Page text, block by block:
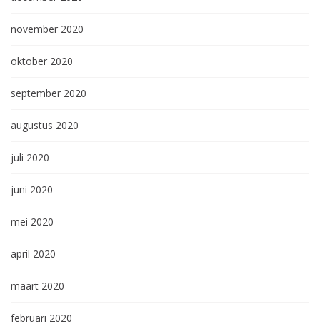
november 2020
oktober 2020
september 2020
augustus 2020
juli 2020
juni 2020
mei 2020
april 2020
maart 2020
februari 2020